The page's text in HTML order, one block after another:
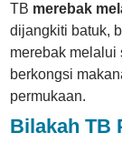
TB merebak
dijangkiti batuk,
merebak melalui
berkongsi
permukaan.
Bilakah TB